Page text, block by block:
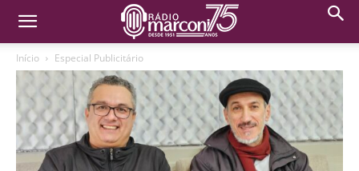
Início Especial Publicitário